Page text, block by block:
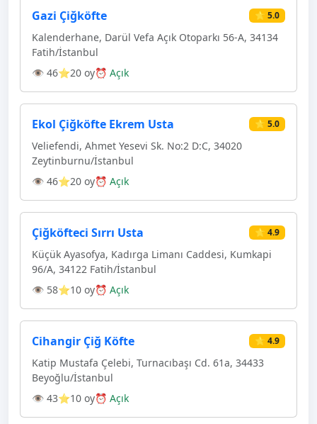
Gazi Çiğköfte ⭐ 5.0
Kalenderhane, Darül Vefa Açık Otoparkı 56-A, 34134
Fatih/İstanbul
👁 46⭐20 oy⏰ Açık
Ekol Çiğköfte Ekrem Usta ⭐ 5.0
Veliefendi, Ahmet Yesevi Sk. No:2 D:C, 34020
Zeytinburnu/İstanbul
👁 46⭐20 oy⏰ Açık
Çiğköfteci Sırrı Usta ⭐ 4.9
Küçük Ayasofya, Kadırga Limanı Caddesi, Kumkapi
96/A, 34122 Fatih/İstanbul
👁 58⭐10 oy⏰ Açık
Cihangir Çiğ Köfte ⭐ 4.9
Katip Mustafa Çelebi, Turnacıbaşı Cd. 61a, 34433
Beyoğlu/İstanbul
👁 43⭐10 oy⏰ Açık